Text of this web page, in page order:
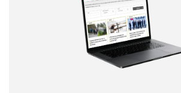
Correo electrónico
Tipo de comentario